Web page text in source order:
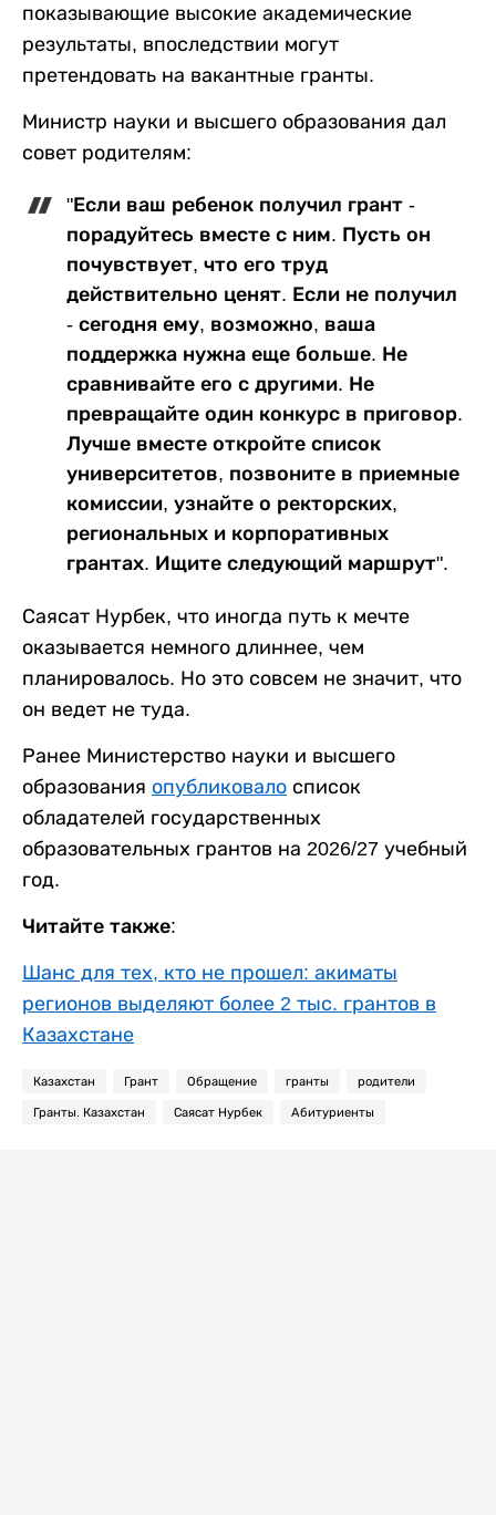
показывающие высокие академические
результаты, впоследствии могут
претендовать на вакантные гранты.
Министр науки и высшего образования дал
совет родителям:
"Если ваш ребенок получил грант -
порадуйтесь вместе с ним. Пусть он
почувствует, что его труд
действительно ценят. Если не получил
- сегодня ему, возможно, ваша
поддержка нужна еще больше. Не
сравнивайте его с другими. Не
превращайте один конкурс в приговор.
Лучше вместе откройте список
университетов, позвоните в приемные
комиссии, узнайте о ректорских,
региональных и корпоративных
грантах. Ищите следующий маршрут".
Саясат Нурбек, что иногда путь к мечте
оказывается немного длиннее, чем
планировалось. Но это совсем не значит, что
он ведет не туда.
Ранее Министерство науки и высшего
образования опубликовало список
обладателей государственных
образовательных грантов на 2026/27 учебный
год.
Читайте также:
Шанс для тех, кто не прошел: акиматы
регионов выделяют более 2 тыс. грантов в
Казахстане
Казахстан Грант Обращение гранты родители
Гранты. Казахстан Саясат Нурбек Абитуриенты